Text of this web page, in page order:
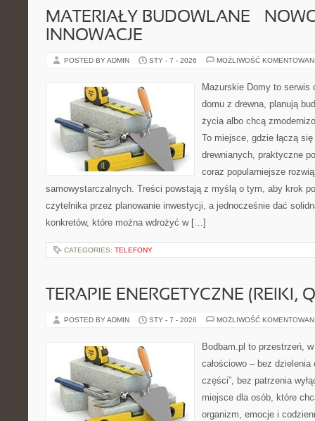
MATERIAŁY BUDOWLANE –
INNOWACJE
POSTED BY ADMIN STY - 7 - 2026 MOŻLIWOŚĆ
Mazurskie Domy to serwis
domu z drewna, planują
życia albo chcą
To miejsce, gdzie łączą
drewnianych, praktyczne
coraz popularniejsze
samowystarczalnych. Treści powstają z myślą o tym, aby krok
czytelnika przez planowanie inwestycji, a jednocześnie dać
konkretów, które można wdrożyć w […]
CATEGORIES: TELEFONY
TERAPIE ENERGETYCZNE (REIKI,
POSTED BY ADMIN STY - 7 - 2026 MOŻLIWOŚĆ
Bodbam.pl to przestrzeń,
całościowo – bez dzielenia
części”, bez patrzenia
miejsce dla osób, które
organizm, emocje i